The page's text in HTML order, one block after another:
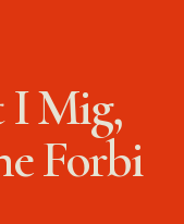
I Mig,
Forbi